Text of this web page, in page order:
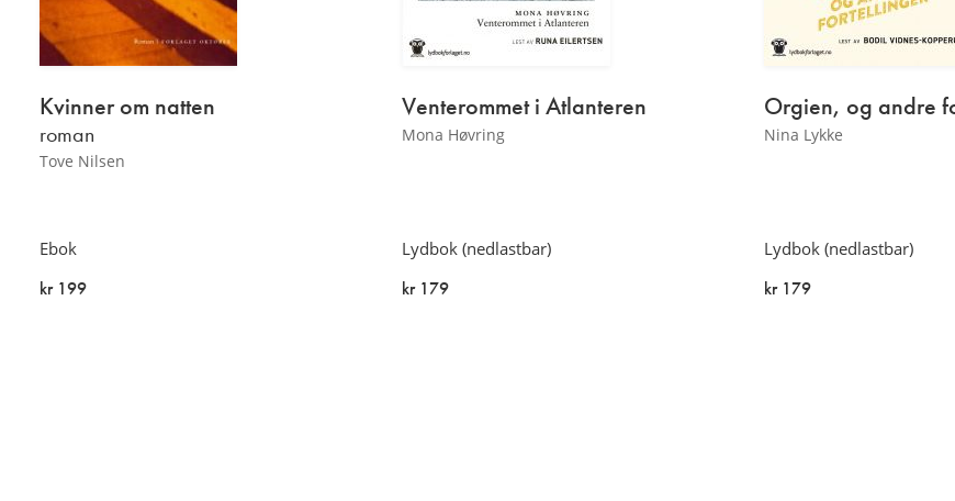
Tove Nilsen
Kvinnerom natten
roman
Ebok
kr 199
Mona Høvring
Venterommet i Atlanteren
Lydbok (nedlastbar)
kr 179
Nina Lykke
Orgien, og andre
Lydbok (nedlastbar)
kr 179